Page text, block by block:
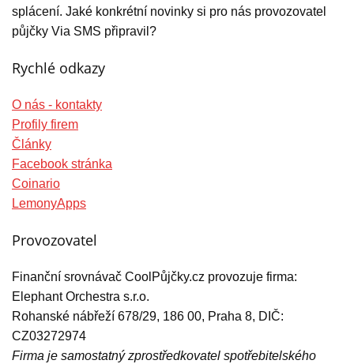
splácení. Jaké konkrétní novinky si pro nás provozovatel
půjčky Via SMS připravil?
Rychlé odkazy
O nás - kontakty
Profily firem
Články
Facebook stránka
Coinario
LemonyApps
Provozovatel
Finanční srovnávač CoolPůjčky.cz provozuje firma:
Elephant Orchestra s.r.o.
Rohanské nábřeží 678/29, 186 00, Praha 8, DIČ:
CZ03272974
Firma je samostatný zprostředkovatel spotřebitelského